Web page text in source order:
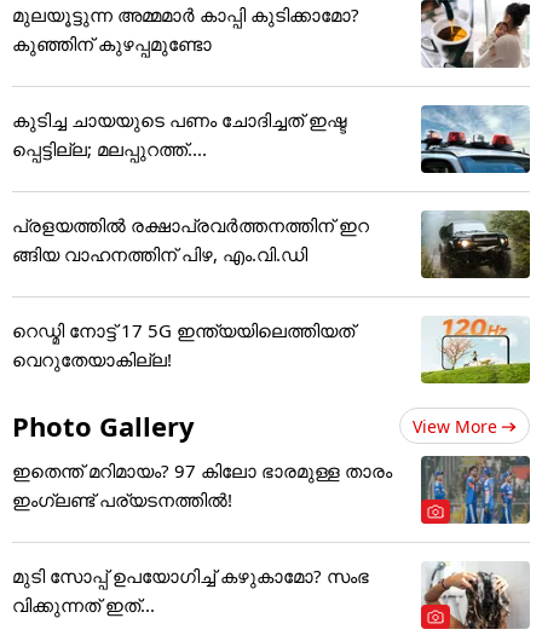
മുലയൂട്ടുന്ന അമ്മമാർ കാപ്പി കുടിക്കാമോ?
കുഞ്ഞിന് കുഴപ്പമുണ്ടോ
കുടിച്ച ചായയുടെ പണം ചോദിച്ചത് ഇഷ്ട
പ്പെട്ടില്ല; മലപ്പുറത്ത്....
പ്രളയത്തിൽ രക്ഷാപ്രവർത്തനത്തിന് ഇറ
ങ്ങിയ വാഹനത്തിന് പിഴ, എം.വി.ഡി
റെഡ്മി നോട്ട് 17 5G ഇന്ത്യയിലെത്തിയത്
വെറുതേയാകില്ല!
Photo Gallery View More
ഇതെന്ത് മറിമായം? 97 കിലോ ഭാരമുള്ള താരം
ഇംഗ്ലണ്ട് പര്യടനത്തില്‍!
മുടി സോപ്പ് ഉപയോഗിച്ച് കഴുകാമോ? സംഭ
വിക്കുന്നത് ഇത്...